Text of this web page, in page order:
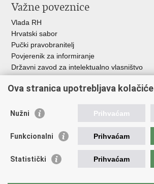
Važne poveznice
Vlada RH
Hrvatski sabor
Pučki pravobranitelj
Povjerenik za informiranje
Državni zavod za intelektualno vlasništvo
HAKOM
Ostale poveznice
Hrvatski audiovizualni centar
Creative Europe
Ova stranica upotrebljava kolačiće
Nužni Prihvaćam
Funkcionalni Prihvaćam
Statistički Prihvaćam